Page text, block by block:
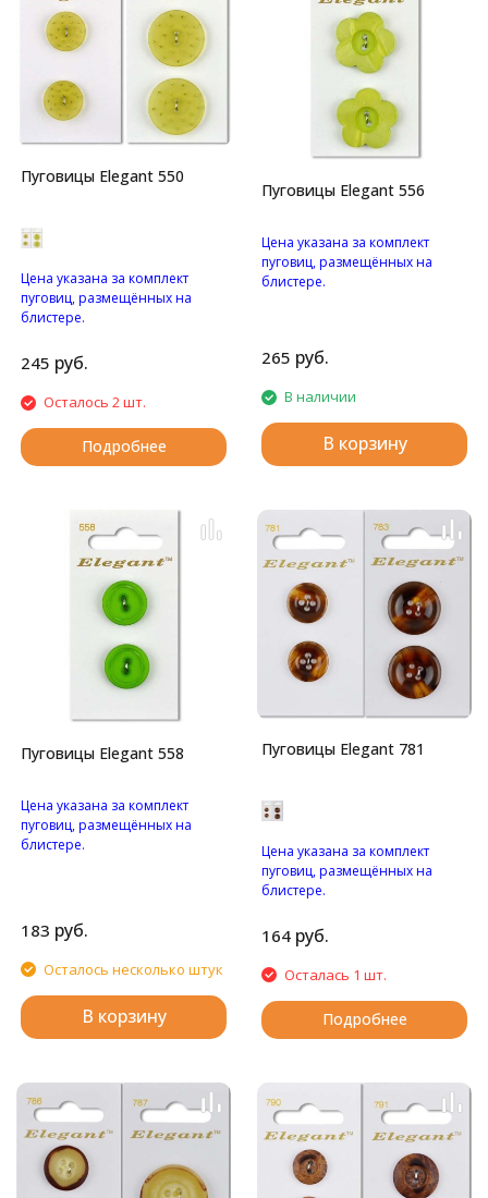
Пуговицы Elegant 550
Цена указана за комплект
пуговиц, размещённых на
блистере.
отверстиями и с узором.
245 руб.
Осталось 2 шт.
Подробнее
Пуговицы Elegant 556
Цена указана за комплект
пуговиц, размещённых на
блистере.
265 руб.
В наличии
В корзину
Пуговицы Elegant 558
Цена указана за комплект
пуговиц, размещённых на
блистере.
183 руб.
Осталось несколько штук
В корзину
Пуговицы Elegant 781
Цена указана за комплект
пуговиц, размещённых на
блистере.
отверстиями.
164 руб.
Осталась 1 шт.
Подробнее